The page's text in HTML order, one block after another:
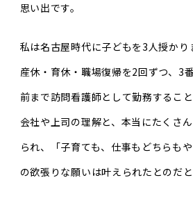
思い出です。
私は名古屋時代に子どもを3人授かり
産休・育休・職場復帰を2回ずつ、3
前まで訪問看護師として勤務すること
会社や上司の理解と、本当にたくさ
られ、「子育ても、仕事もどちらも
の欲張りな願いは叶えられたとのだと